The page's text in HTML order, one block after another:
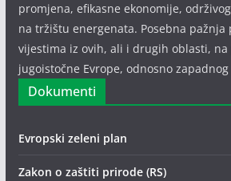
promjena, efikasne ekonomije,
na tržištu energenata. Posebna pažnja
vijestima iz ovih, ali i drugih oblasti,
jugoistočne Evrope, odnosno zapadnog
Dokumenti
Evropski zeleni plan
Zakon o zaštiti prirode (RS)